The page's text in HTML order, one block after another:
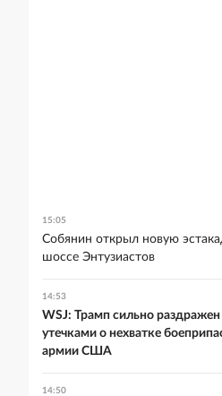
15:05
Собянин открыл новую
шоссе Энтузиастов
14:53
WSJ: Трамп сильно раздражен
утечками о нехватке
армии США
14:50